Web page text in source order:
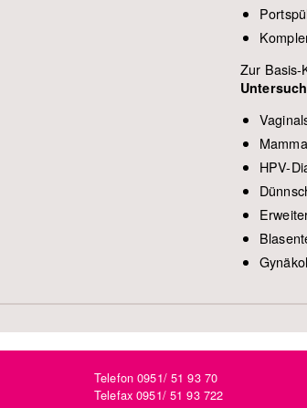
Zur Basis-
HPV-
Telefon 0951/ 51 93 70
Telefax 0951/ 51 93 722